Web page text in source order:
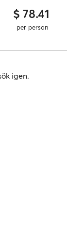
$ 78.41
per person
igen.